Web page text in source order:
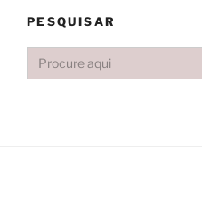
PESQUISAR
Search
for: